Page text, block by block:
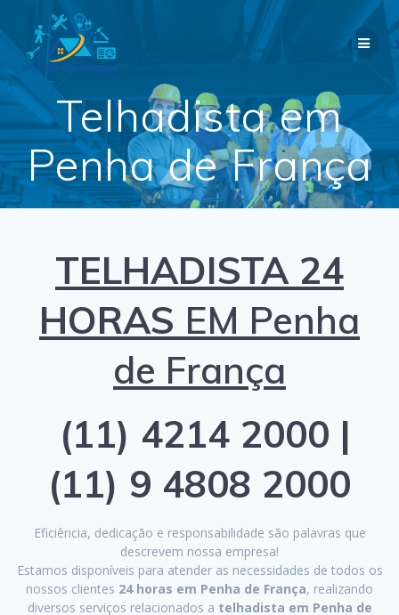
Telhadista em
Penha de França
TELHADISTA 24
HORAS EM Penha
de França
(11) 4214 2000 |
(11) 9 4808 2000
Eficiência, dedicação e responsabilidade são palavras que
descrevem nossa empresa!
Estamos disponíveis para atender as necessidades de todos os
nossos clientes 24 horas em Penha de França, realizando
diversos serviços relacionados a telhadista em Penha de